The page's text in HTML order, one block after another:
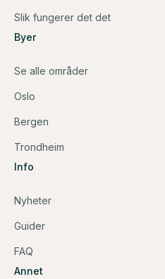
Slik fungerer det det
Byer
Se alle områder
Oslo
Bergen
Trondheim
Info
Nyheter
Guider
FAQ
Annet